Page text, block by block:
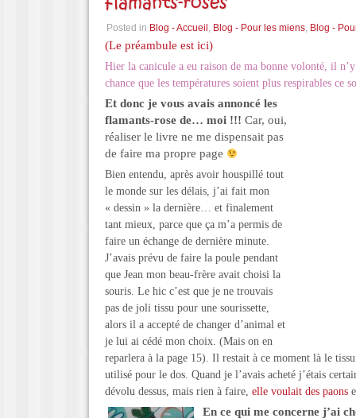
Posted in Blog - Accueil , Blog - Pour les miens, Blog -
(Le préambule est ici)
Hier la canicule a eu raison de ma bonne volonté, il
chance que les températures soient plus respirables ce
Et donc je vous avais annoncé les
flamants-rose de… moi !!! Car, oui,
réaliser le livre ne me dispensait pas
de faire ma propre page
Bien entendu, après avoir houspillé tout
le monde sur les délais, j’ai fait mon
« dessin » la dernière… et finalement
tant mieux, parce que ça m’a permis de
faire un échange de dernière minute.
J’avais prévu de faire la poule pendant
que Jean mon beau-frère avait choisi la
souris. Le hic c’est que je ne trouvais
pas de joli tissu pour une sourissette,
alors il a accepté de changer d’animal et
je lui ai cédé mon choix. (Mais on en
reparlera à la page 15). Il restait à ce moment là le
utilisé pour le dos. Quand je l’avais acheté j’étais
dévolu dessus, mais rien à faire, elle voulait des paons
En ce qui me concerne j’ai